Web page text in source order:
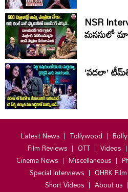
NSR
మనసులో
‘వదలా’
Latest News Tollywood
Film Reviews
OTT Videos
Cinema News
Miscellaneous
Special Interviews
OHRK
Short Videos
About us